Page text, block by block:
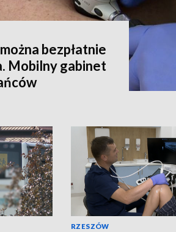
bezpłatnie
Mobilny gabinet
RZESZÓW